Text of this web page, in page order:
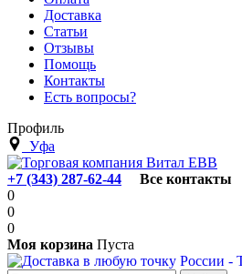
Доставка
Статьи
Отзывы
Помощь
Контакты
Есть вопросы?
Профиль
Уфа
+7 (343) 287-62-44 Все контакты
0
0
0
Моя корзина Пуста